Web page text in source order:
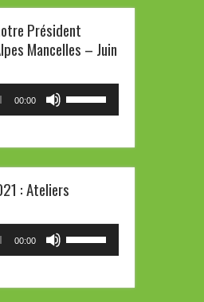
pour
augmenter
ou
le
volume.
Président
Mancelles – Juin
00:00
haut/bas
pour
augmenter
diminuer
le
: Ateliers
00:00
haut/bas